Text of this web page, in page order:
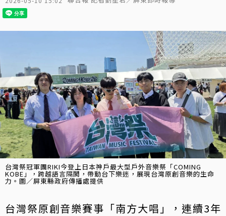
台灣祭冠軍團RIKI今登上日本神戶最大型戶外音樂祭「COMING
KOBE」，跨越語言隔閡，帶動台下樂迷，展現台灣原創音樂的生命
力。圖／屏東縣政府傳播處提供
台灣祭原創音樂賽事「南方大唱」，連續3年